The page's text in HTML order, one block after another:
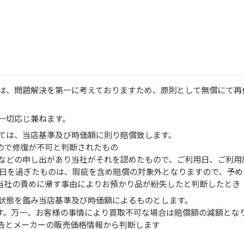
、問題解決を第一に考えておりますため、原則として無償にて
応じ兼ねます。
、当店基準及び時価額に則り賠償致します。
修復が不可と判断されたもの
どの申し出があり当社がそれを認めたもので、ご利用日、ご利
を過ぎたものは、瑕疵を含め賠償の対象外となりますので、予
の責めに帰す事由によりお預かり品が紛失したと判断したとき
を鑑み当店基準及び時価額によるものとします。
万一、お客様の事情により買取不可な場合は賠償額の減額とな
メーカーの販売価格情報から判断します